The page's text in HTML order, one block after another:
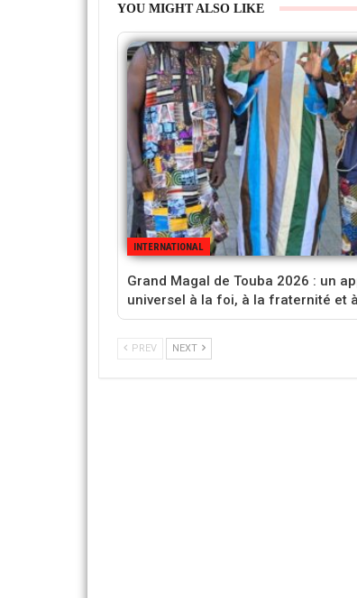
YOU MIGHT ALSO LIKE
INTERNATIONAL
Grand Magal de Touba 2026 : un
universel à la foi, à la fraternité et
PREV NEXT